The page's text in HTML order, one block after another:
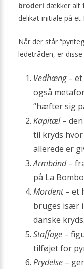
broderi dækker alt
delikat initiale på
Når der står
ledetråden, er
Vedhæng– et
også
“hæfter sig
Kapitæl– den
til kryds
allerede er
Armbånd–
på La
Mordent– et
bruges især
danske kryds.
Staffage –
tilføjet for
Prydelse –